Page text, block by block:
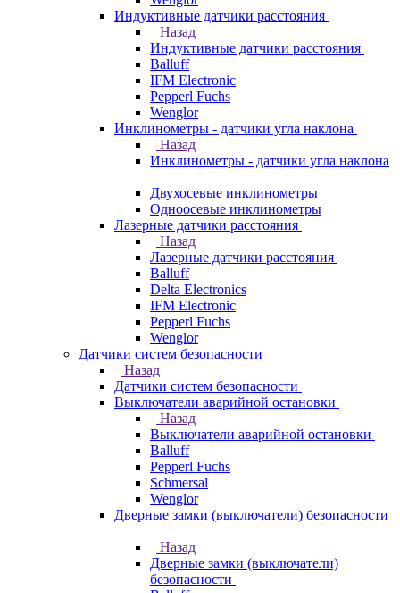
Индуктивные датчики расстояния
Назад
Индуктивные датчики расстояния
Balluff
IFM Electronic
Pepperl Fuchs
Wenglor
Инклинометры - датчики угла наклона
Назад
Инклинометры - датчики угла наклона
Двухосевые инклинометры
Одноосевые инклинометры
Лазерные датчики расстояния
Назад
Лазерные датчики расстояния
Balluff
Delta Electronics
IFM Electronic
Pepperl Fuchs
Wenglor
Датчики систем безопасности
Назад
Датчики систем безопасности
Выключатели аварийной остановки
Назад
Выключатели аварийной остановки
Balluff
Pepperl Fuchs
Schmersal
Wenglor
Дверные замки (выключатели) безопасности
Назад
Дверные замки (выключатели)
безопасности